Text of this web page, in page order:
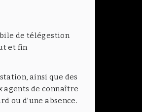
de télégestion
et fin
ainsi que des
agents de connaître
ou d’une absence.